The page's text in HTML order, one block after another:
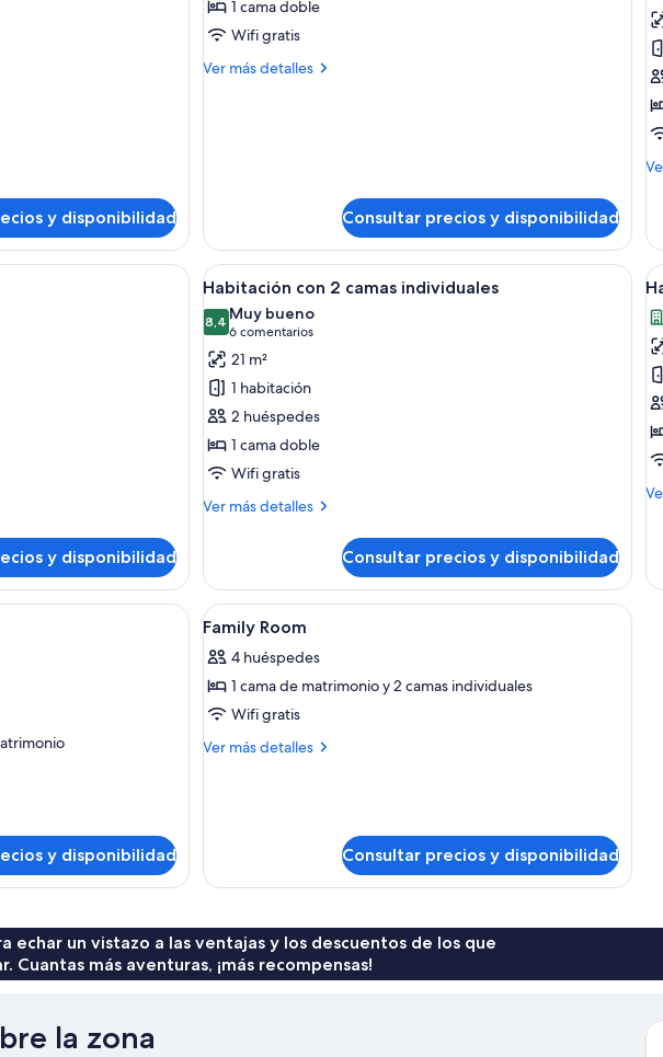
y disponibilidad
fotos
de
Double
1 cama doble
Wifi gratis
Ver más detalles
Más
Consultar precios y disponibilidad
individual | Ropa de cama hipoalergénica y sistema de insonorización
y disponibilidad
Abrir
todas
las
fotos
de
Habitación
con
2
camas
individuales
Habitación de hotel con dos camas,
7
Habitación con 2 camas individuales
8,48,4 de 10
Muy bueno
6 comentarios
(6 comentarios)
21 m²
1 habitación
2 huéspedes
1 cama doble
Wifi gratis
Ver más detalles
Más
con
camas
individuales
Consultar precios y disponibilidad
de cama hipoalergénica y sistema de insonorización
y disponibilidad
Abrir
todas
las
fotos
de
Family
Ducha, cabezal de ducha tipo lluvia,
2
Family Room
4 huéspedes
1 cama de matrimonio y 2 camas individuales
Wifi gratis
Ver más detalles
Más
Consultar precios y disponibilidad
echar un vistazo a las ventajas y los descuentos de los que
Cuantas más aventuras, ¡más recompensas!
la zona